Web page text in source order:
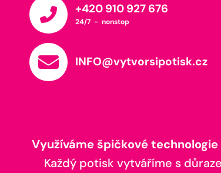
+420 910 927 676
24/7 - nonstop
INFO@vytvorsipotisk.cz
Využíváme špičkové
Každý potisk vytváříme s